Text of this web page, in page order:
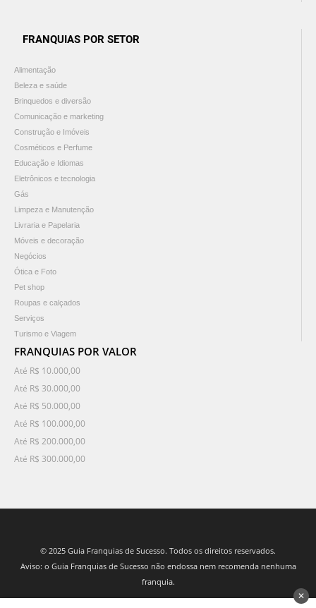
FRANQUIAS POR SETOR
Alimentação
Beleza e saúde
Brinquedos e diversão
Comunicação e marketing
Construção e Imóveis
Cosméticos e Perfume
Educação e Idiomas
Eletrônicos e tecnologia
Gás
Limpeza e Manutenção
Livraria e Papelaria
Móveis e decoração
Negócios
Ótica e Foto
Pet shop
Roupas e calçados
Serviços
Turismo e Viagem
FRANQUIAS POR VALOR
Até R$ 10.000,00
Até R$ 30.000,00
Até R$ 50.000,00
Até R$ 100.000,00
Até R$ 200.000,00
Até R$ 300.000,00
© 2025 Guia Franquias de Sucesso. Todos os direitos reservados.
Aviso: o Guia Franquias de Sucesso não endossa nem recomenda nenhuma
franquia.
✕